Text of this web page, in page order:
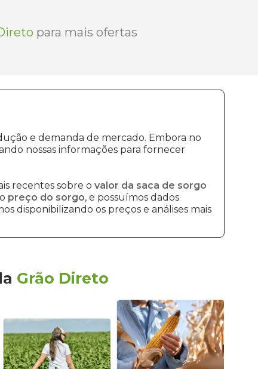
para mais ofertas
e demanda de mercado. Embora no
nossas informações para fornecer
recentes sobre o valor da saca de sorgo
preço do sorgo, e possuímos dados
disponibilizando os preços e análises mais
Grão Direto